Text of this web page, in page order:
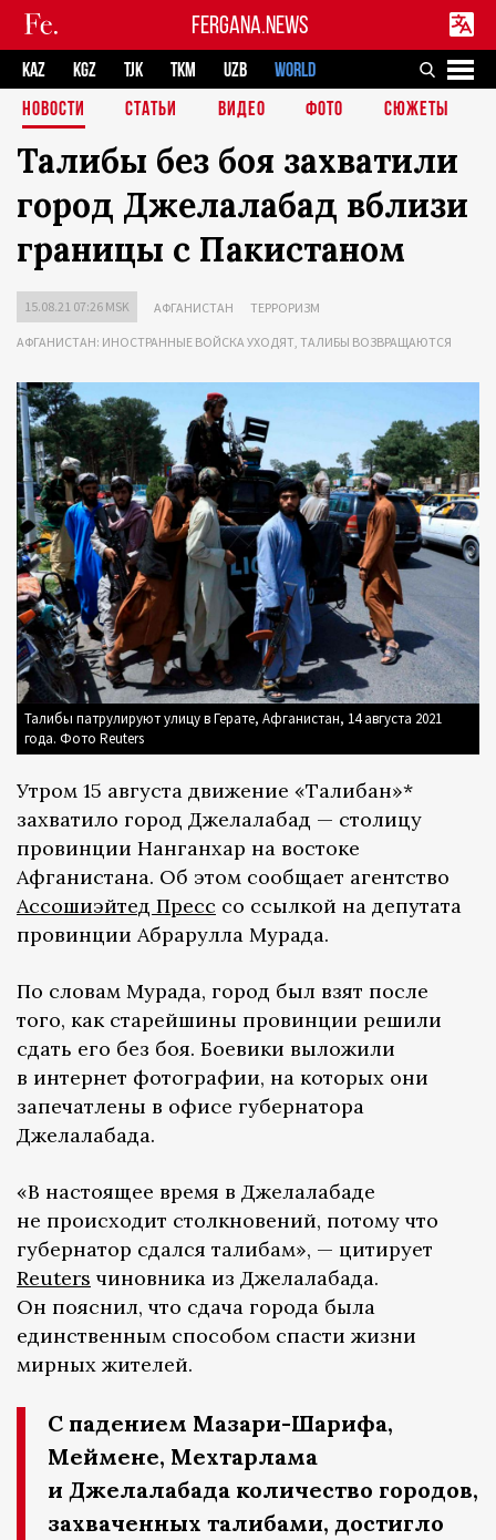
FERGANA.NEWS
KAZ KGZ TJK TKM UZB
WORLD
НОВОСТИ
СТАТЬИ ВИДЕО ФОТО СЮЖЕТЫ
Талибы без боя захватили
город Джелалабад вблизи
границы с Пакистаном
15.08.21 07:26 MSK АФГАНИСТАН ТЕРРОРИЗМ
АФГАНИСТАН: ИНОСТРАННЫЕ ВОЙСКА УХОДЯТ, ТАЛИБЫ ВОЗВРАЩАЮТСЯ
Талибы патрулируют улицу в Герате, Афганистан, 14 августа 2021
года. Фото Reuters
Утром 15 августа движение «Талибан»*
захватило город Джелалабад — столицу
провинции Нанганхар на востоке
Афганистана. Об этом сообщает агентство
Ассошиэйтед Пресс со ссылкой на депутата
провинции Абрарулла Мурада.
По словам Мурада, город был взят после
того, как старейшины провинции решили
сдать его без боя. Боевики выложили
в интернет фотографии, на которых они
запечатлены в офисе губернатора
Джелалабада.
«В настоящее время в Джелалабаде
не происходит столкновений, потому что
губернатор сдался талибам», — цитирует
Reuters чиновника из Джелалабада.
Он пояснил, что сдача города была
единственным способом спасти жизни
мирных жителей.
С падением Мазари-Шарифа,
Меймене, Мехтарлама
и Джелалабада количество городов,
захваченных талибами, достигло